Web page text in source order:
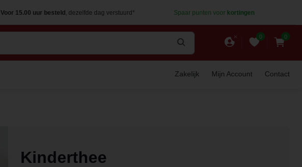
Voor 15.00 uur besteld , dezelfde dag verstuurd* Spaar punten voor kortingen
0 0
Zakelijk Mijn Account Contact
Kinderthee